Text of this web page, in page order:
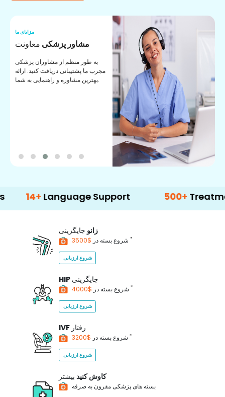
مزایای ما
مشاور پزشکی معاونت
به طور منظم از مشاوران پزشکی
مجرب ما پشتیبانی دریافت کنید. ارائه
بهترین مشاوره و راهنمایی به شما.
Language Support Treatment
زانو جایگزینی
شروع بسته در *
شروع ارزیابی
HIP جایگزینی
شروع بسته در *
شروع ارزیابی
IVF رفتار
شروع بسته در *
شروع ارزیابی
کاوش کنید بیشتر
بسته های پزشکی مقرون به صرفه